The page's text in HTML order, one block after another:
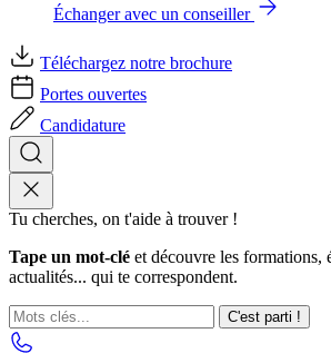
Échanger avec un conseiller
Téléchargez notre brochure
Portes ouvertes
Candidature
Tu cherches, on t'aide à trouver !
Tape un mot-clé et découvre les formations,
actualités... qui te correspondent.
C'est parti !